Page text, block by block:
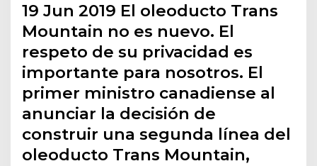
19 Jun 2019 El oleoducto Trans
Mountain no es nuevo. El
respeto de su privacidad es
importante para nosotros. El
primer ministro canadiense al
anunciar la decisión de
construir una segunda línea del
oleoducto Trans Mountain,